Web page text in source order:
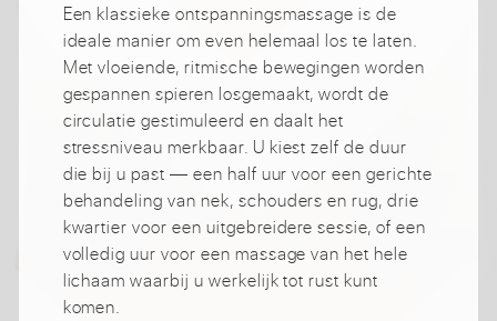
Een klassieke ontspanningsmassage is de
ideale manier om even helemaal los te laten.
Met vloeiende, ritmische bewegingen worden
gespannen spieren losgemaakt, wordt de
circulatie gestimuleerd en daalt het
stressniveau merkbaar. U kiest zelf de duur
die bij u past — een half uur voor een gerichte
behandeling van nek, schouders en rug, drie
kwartier voor een uitgebreidere sessie, of een
volledig uur voor een massage van het hele
lichaam waarbij u werkelijk tot rust kunt
komen.